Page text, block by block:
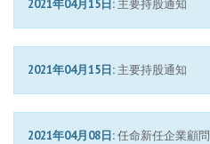
2021年04月15日: 主要持股通知
2021年04月15日: 主要持股通知
2021年04月08日:任命新任企業顧問